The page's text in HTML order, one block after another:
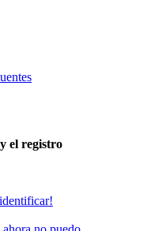
el registro